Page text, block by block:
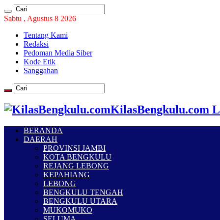
Sabtu , Agustus 8 2026
Tentang Kami
Redaksi
Pedoman Media Siber
Kode Etik
Sanggahan
KilasBengkulu.com
BERANDA
DAERAH
PROVINSI JAMBI
KOTA BENGKULU
REJANG LEBONG
KEPAHIANG
LEBONG
BENGKULU TENGAH
BENGKULU UTARA
MUKOMUKO